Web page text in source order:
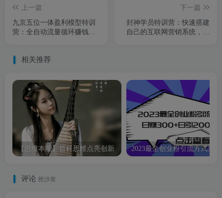
上一篇
九京五位一体盈利模型特训
营：全自动流量循环赚钱系
下一篇
封神学员特训营：快速搭建
自己的互联网营销系统，疯
相关推荐
【思维本能】哲科思维点亮创新
评论 抢沙发